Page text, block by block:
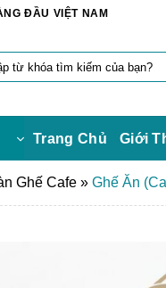
ĐẦU VIỆT NAM
Trang Chủ Giới
Ghế Cafe » Ghế Ăn